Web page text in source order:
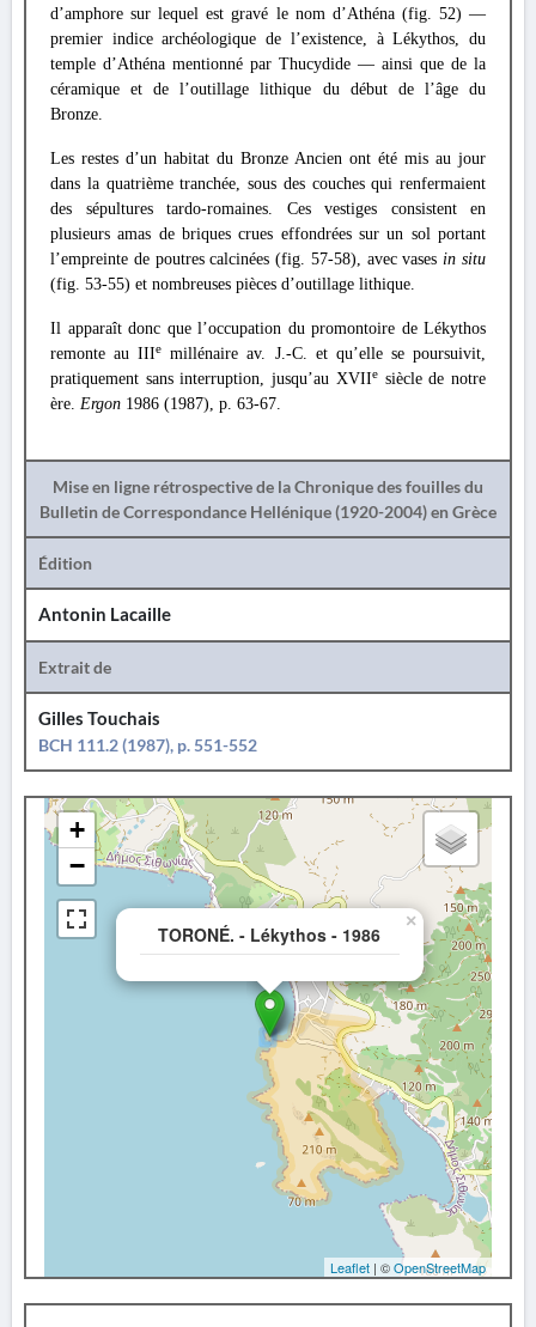
d’amphore sur lequel est gravé le nom d’Athéna (fig. 52) —
premier indice archéologique de l’existence, à Lékythos, du
temple d’Athéna mentionné par Thucydide — ainsi que de la
céramique et de l’outillage lithique du début de l’âge du
Bronze.
Les restes d’un habitat du Bronze Ancien ont été mis au jour
dans la quatrième tranchée, sous des couches qui renfermaient
des sépultures tardo-romaines. Ces vestiges consistent en
plusieurs amas de briques crues effondrées sur un sol portant
l’empreinte de poutres calcinées (fig. 57-58), avec vasesin situ
(fig. 53-55) et nombreuses pièces d’outillage lithique.
Il apparaît donc que l’occupation du promontoire de Lékythos
remonte au IIIe
millénaire av. J.-C. et qu’elle se poursuivit,
pratiquement sans interruption, jusqu’au XVIIesiècle de notre
ère. Ergon 1986 (1987), p. 63-67.
Mise en ligne rétrospective de la Chronique des fouilles du
Bulletin de Correspondance Hellénique (1920-2004) en Grèce
Édition
Antonin Lacaille
Extrait de
Gilles Touchais
BCH 111.2 (1987), p. 551-552
TORONÉ. - Lékythos - 1986
×
+
−
Leaflet | ©OpenStreetMap